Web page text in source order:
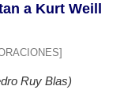
a Kurt Weill
Ruy Blas)